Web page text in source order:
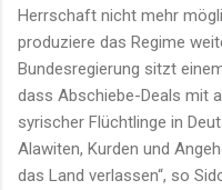
Herrschaft nicht mehr
produziere das Regime
Bundesregierung sitzt
dass Abschiebe-Deals mit
syrischer Flüchtlinge in
Alawiten, Kurden und
das Land verlassen“, so